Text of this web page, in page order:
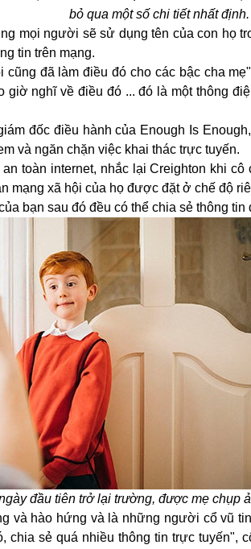
bỏ qua một số chi tiết nhất định.
mọi người sẽ sử dụng tên của con họ
tin trên mạng.
đã làm điều đó cho các bậc cha
nghĩ về điều đó ... đó là một thông
đốc điều hành của Enough Is
và ngăn chặn việc khai thác trực tuyến.
toàn internet, nhắc lại Creighton khi
mạng xã hội của họ được đặt ở chế độ
bạn sau đó đều có thể chia sẻ thông
đầu tiên trở lại trường, được mẹ chụp
và hào hứng và là những người cổ vũ
chia sẻ quá nhiều thông tin trực tuyến",